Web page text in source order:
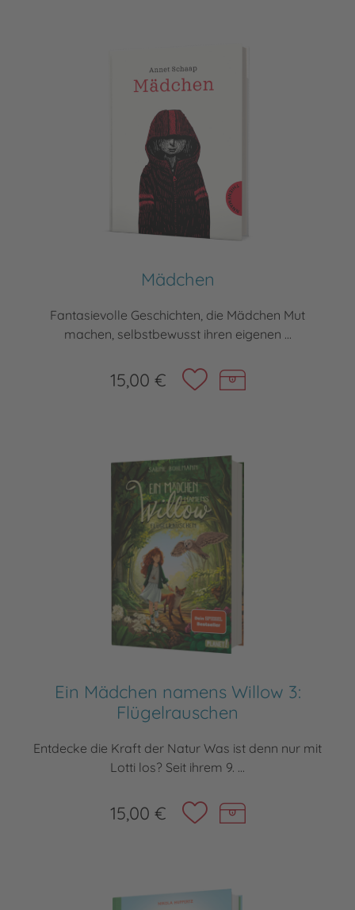
Mädchen
Fantasievolle Geschichten, die Mädchen Mut
machen, selbstbewusst ihren eigenen ...
15,00 €
Ein Mädchen namens Willow 3:
Flügelrauschen
Entdecke die Kraft der Natur Was ist denn nur mit
Lotti los? Seit ihrem 9. ...
15,00 €